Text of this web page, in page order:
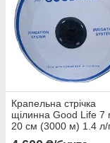
Крапельна стрічка
щілинна Good Life 7
20 см (3000 м) 1.4 л/